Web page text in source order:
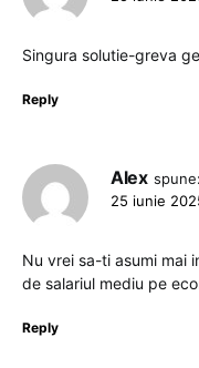
Singura solutie-greva
Reply
Alex spune:
25 iunie
Nu vrei sa-ti asumi mai
de salariul mediu pe
Reply